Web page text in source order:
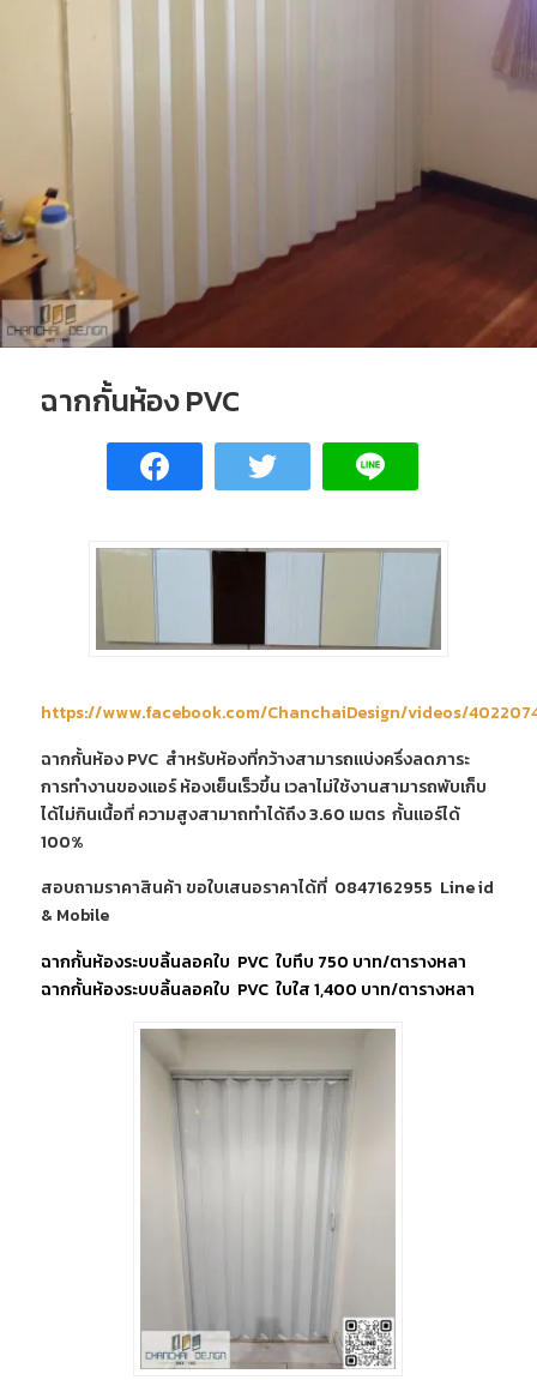
ฉากกั้นห้อง PVC
https://www.facebook.com/ChanchaiDesign/videos/
ฉากกั้นห้อง PVC สำหรับห้องที่กว้างสามารถแบ่งครึ่งลดภาระ
การทำงานของแอร์ ห้องเย็นเร็วขึ้น เวลาไม่ใช้งานสามารถพับเก็บ
ได้ไม่กินเนื้อที่ ความสูงสามาถทำได้ถึง 3.60 เมตร กั้นแอร์ได้
100%
สอบถามราคาสินค้า ขอใบเสนอราคาได้ที่ 0847162955 Line id
& Mobile
ฉากกั้นห้องระบบลิ้นลอคใบ PVC ใบทึบ 750 บาท/ตารางหลา
ฉากกั้นห้องระบบลิ้นลอคใบ PVC ใบใส 1,400 บาท/ตารางหลา